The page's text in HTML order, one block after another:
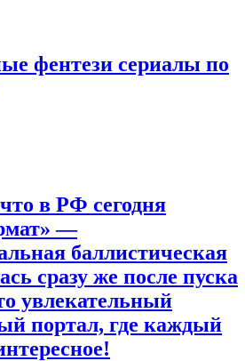
фентези сериалы по
в РФ сегодня
—
баллистическая
сразу же после пуска
увлекательный
портал, где каждый